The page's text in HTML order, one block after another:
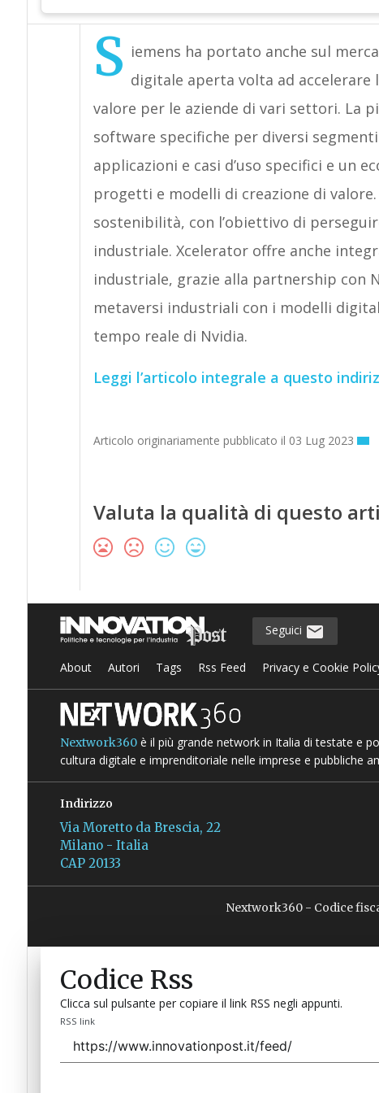
S iemens ha portato anche sul
digitale aperta volta ad
valore per le aziende di vari settori. La
software specifiche per diversi
applicazioni e casi d’uso specifici e un
progetti e modelli di creazione di
sostenibilità, con l’obiettivo di
industriale. Xcelerator offre anche
industriale, grazie alla partnership con
metaversi industriali con i modelli
tempo reale di Nvidia.
Leggi l’articolo integrale a questo
Articolo originariamente pubblicato il 03 Lug 2023
Valuta la qualità di questo
Seguici
About Autori Tags Rss Feed Privacy e Cookie
Nextwork360è il più grande network in Italia di testate e
cultura digitale e imprenditoriale nelle imprese e pubbliche
Indirizzo
Via Moretto da Brescia, 22
Milano - Italia
CAP 20133
Nextwork360 - Codice
Codice Rss
Clicca sul pulsante per copiare il link RSS negli appunti.
RSS link